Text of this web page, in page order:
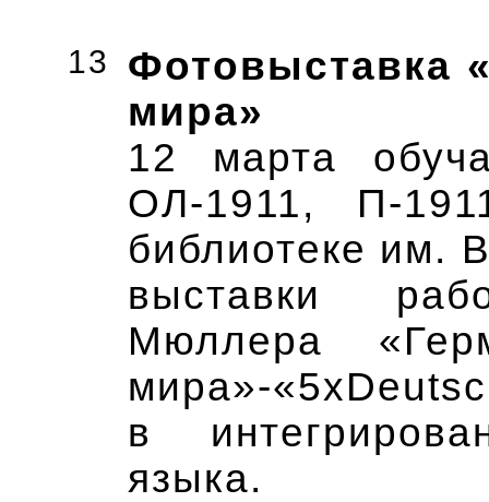
13
Фотовыставка
мира»
12 марта
ОЛ-1911, П-
библиотеке им.
выставки
Мюллера
мира»-
в
языка.